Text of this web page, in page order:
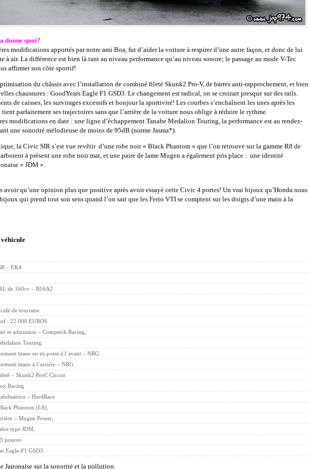
donne quoi?
modifications apportés par notre ami Boa, fut d’aider la voiture à respirer d’une autre façon, et donc de lui
à air. La différence est bien là tant au niveau performance qu’au niveau sonore; le passage au mode V-Tec
affirmer son côte sportif!
du châssis avec l’installation de combiné fileté Skunk2 Pro-V, de barres anti-rapprochement, et bien
chaussures : GoodYears Eagle F1 GSD3. Le changement est radical, on se croirait presque sur des rails.
de caisses, les survirages excessifs et bonjour la sportivité! Les courbes s’enchaînent les unes après les
parfaitement ses trajectoires sans que l’arrière de la voiture nous oblige à réduire le rythme.
modifications en date : une ligne d’échappement Tanabe Medalion Touring, la performance est au rendez-
une sonorité mélodieuse de moins de 95dB (norme Jasma*).
la Civic SIR s’est vue revêtir d’une robe noir « Black Phantom » que l’on retrouve sur la gamme R8 de
à présent une robe noir mat, et une paire de lame Mugen a également pris place : une identité
« JDM ».
avoir qu’une opinion plus que positive après avoir essayé cette Civic 4 portes! Un vrai bijoux qu’Honda nous
qui prend tout son sens quand l’on sait que les Ferio VTI se comptent sur les doigts d’une main à la
– EK4
de 160cv – B16A2
de tourisme
: 22 000 EUROS
et admission – Comptech Racing,
Touring
titane en tri-point à l’avant – NRG
titane à l’arrière – NRG
– Skunk2 ProC Circuit
Racing
– HardRace
Phantom (L8),
– Mugen Power,
type JDM,
pouces
Eagle-F1 GSD3
Japonaise sur la sonorité et la pollution.